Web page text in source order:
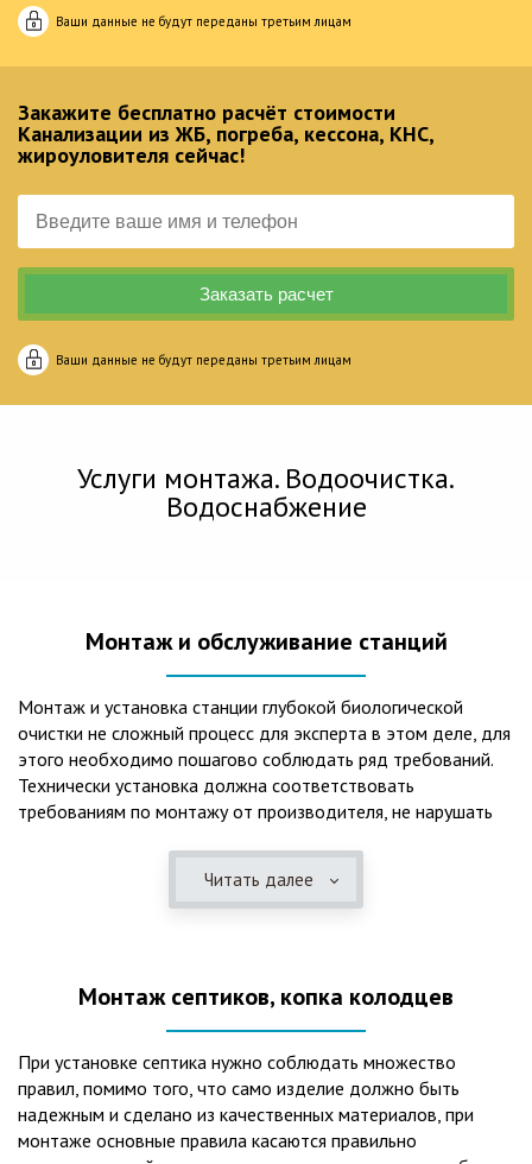
Ваши данные не будут переданы третьим лицам
Закажите бесплатно расчёт стоимости
Канализации из ЖБ, погреба, кессона, КНС,
жироуловителя сейчас!
Ваши данные не будут переданы третьим лицам
Услуги монтажа. Водоочистка.
Водоснабжение
Монтаж и обслуживание станций
Монтаж и установка станции глубокой биологической
очистки не сложный процесс для эксперта в этом деле, для
этого необходимо пошагово соблюдать ряд требований.
Технически установка должна соответствовать
требованиям по монтажу от производителя, не нарушать
представления о требованиях ПУЭ, ведь не качественный
монтаж может привезти не только к выходу из строя
вод – самый эффективный способ из всех существующих
оборудования вода может применяться для хозяйственных
нужд и полива огорода, а остатки ила при чистке могут
стать эффективным удобрением. Нет необходимости
тратить средства на ассенизаторскую машину. Системы
Читать далее
Монтаж септиков, копка колодцев
При установке септика нужно соблюдать множество
правил, помимо того, что само изделие должно быть
надежным и сделано из качественных материалов, при
монтаже основные правила касаются правильно